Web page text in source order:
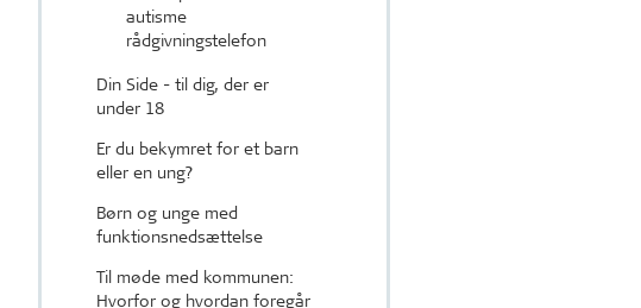
autisme
rådgivningstelefon
Din Side - til dig, der er
under 18
Er du bekymret for et barn
eller en ung?
Børn og unge med
funktionsnedsættelse
Til møde med kommunen:
Hvorfor og hvordan foregår